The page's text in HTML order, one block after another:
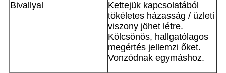
Bivallyal
Kettejük kapcsolatából
tökéletes házasság / üzleti
viszony jöhet létre.
Kölcsönös, hallgatólagos
megértés jellemzi őket.
Vonzódnak egymáshoz.